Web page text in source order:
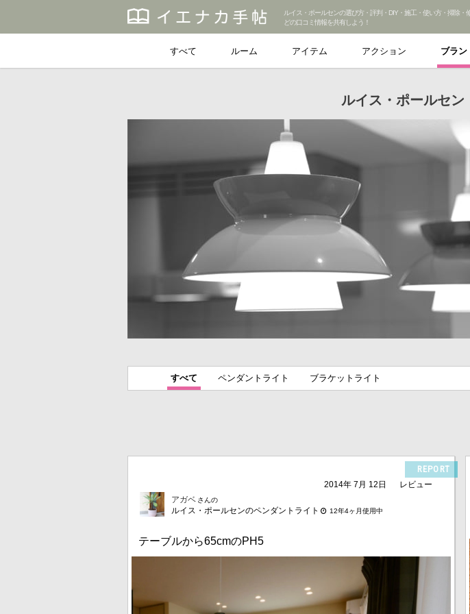
ルイス・ポールセンの選び方・評判・DIY・施工・使い方・掃除・
どの口コミ情報を共有しよう！
すべて ルーム アイテム アクション ブラン
ルイス・ポールセ
すべて ペンダントライト ブラケットライト
REPORT
2014年 7月 12日
レビュー
アガベ さんの
ルイス・ポールセンのペンダントライト 12年4ヶ月使用中
テーブルから65cmのPH5